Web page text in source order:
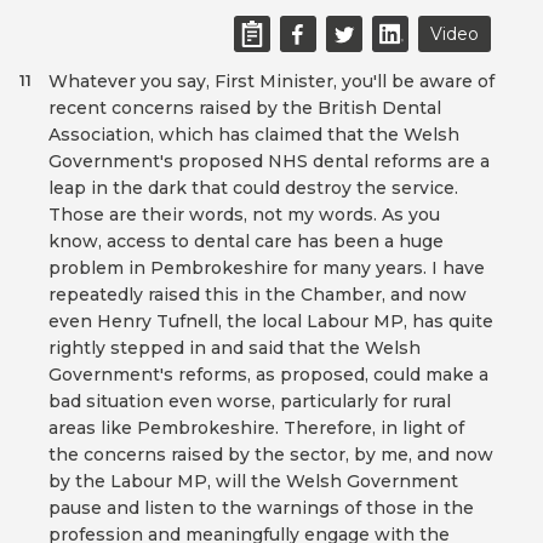
Video
Whatever you say, First Minister, you'll be aware of
recent concerns raised by the British Dental
Association, which has claimed that the Welsh
Government's proposed NHS dental reforms are a
leap in the dark that could destroy the service.
Those are their words, not my words. As you
know, access to dental care has been a huge
problem in Pembrokeshire for many years. I have
repeatedly raised this in the Chamber, and now
even Henry Tufnell, the local Labour MP, has quite
rightly stepped in and said that the Welsh
Government's reforms, as proposed, could make a
bad situation even worse, particularly for rural
areas like Pembrokeshire. Therefore, in light of
the concerns raised by the sector, by me, and now
by the Labour MP, will the Welsh Government
pause and listen to the warnings of those in the
profession and meaningfully engage with the
11